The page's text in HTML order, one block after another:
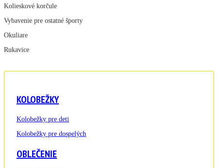
Kolieskové korčule
Vybavenie pre ostatné športy
Okuliare
Rukavice
KOLOBEŽKY
Kolobežky pre deti
Kolobežky pre dospelých
OBLEČENIE